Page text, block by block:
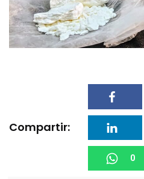
Compartir:
0